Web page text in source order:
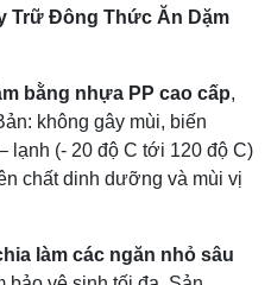
Trữ Đông Thức Ăn Dặm
bằng nhựa PP cao cấp,
không gây mùi, biến
lạnh (- 20 độ C tới 120 độ C)
chất dinh dưỡng và mùi vị
làm các ngăn nhỏ sâu